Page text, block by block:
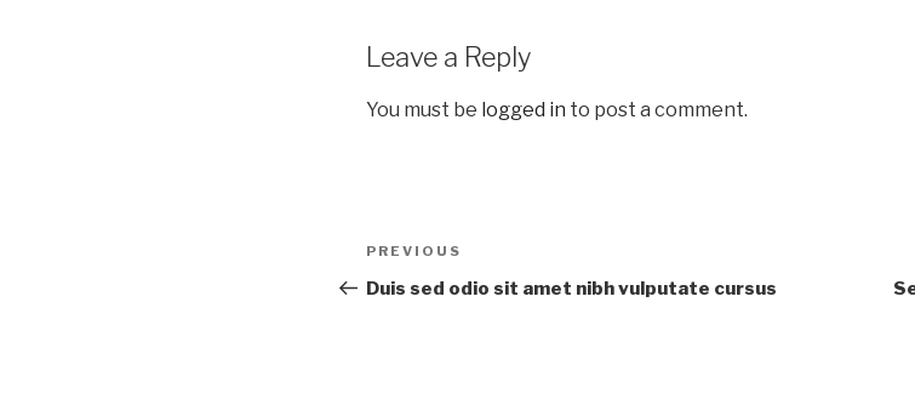
Leave a Reply
You must be logged in to post a comment.
Post
navigation
Previous
Post
PREVIOUS
Duis sed odio sit amet nibh vulputate cursus